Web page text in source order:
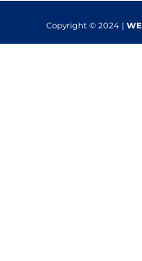
Copyright © 2024 |